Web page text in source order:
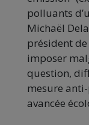
polluants
Michaël
président
imposer
question,
mesure
avancée